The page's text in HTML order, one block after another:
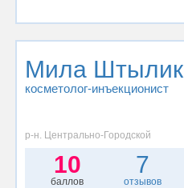
Мила Штылик
косметолог-инъекционист
р-н. Центрально-Городской
10
баллов
7
отзывов